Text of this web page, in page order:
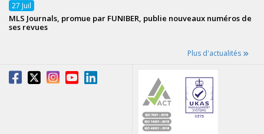
27 Juil
MLS Journals, promue par FUNIBER, publie nouveaux numéros de
ses revues
Plus d'actualités